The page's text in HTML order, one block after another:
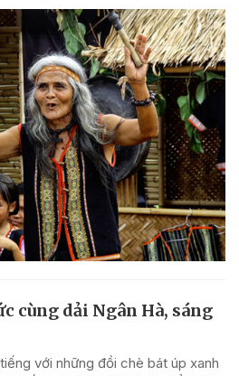
cùng dải Ngân Hà, sáng
với những đồi chè bát úp xanh